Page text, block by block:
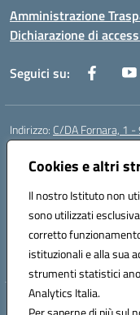
Cookies e altri
Il nostro Istituto non
sono utilizzati
corretto
istituzionali e alla sua
strumenti statistici
Analytics Italia.
Amministrazione
Dichiarazione di
Seguici su:
Indirizzo: C/DA Fornara, 1
Centralino:
Posta elettronica
Codice fiscale:
Codice meccanografico:
Codice Indice delle
Codice unico di fatturazione
Hosting &